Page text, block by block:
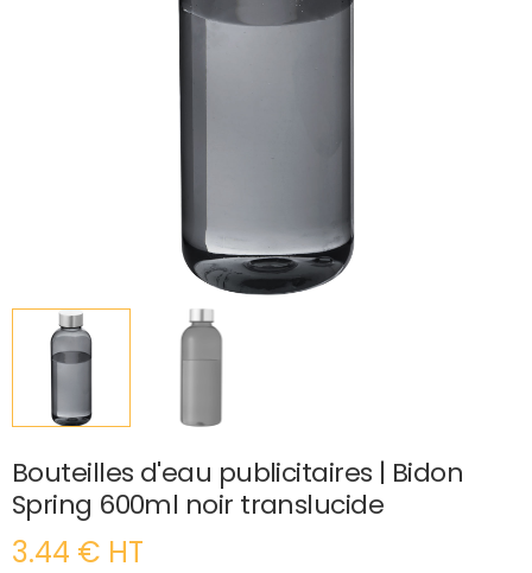
Bouteilles d'eau publicitaires | Bidon
Spring 600ml noir translucide
3.44 € HT